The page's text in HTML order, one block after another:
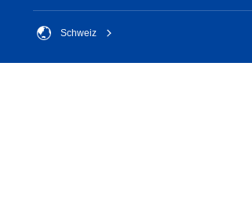
Schweiz